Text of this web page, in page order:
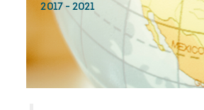
2017-2021